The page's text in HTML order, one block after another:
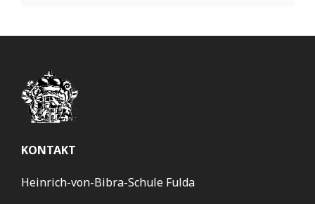
KONTAKT
Heinrich-von-Bibra-Schule Fulda